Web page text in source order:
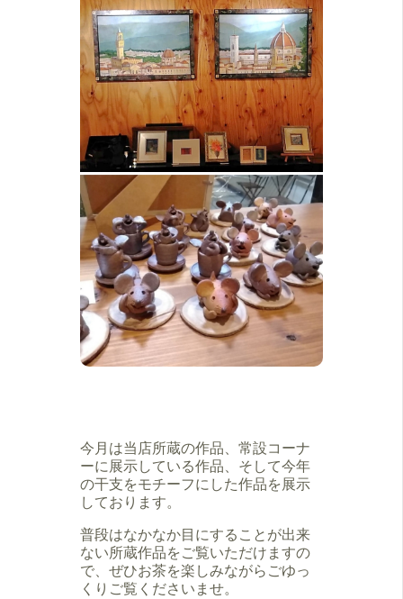
今月は当店所蔵の作品、常設コーナ
ーに展示している作品、そして今年
の干支をモチーフにした作品を展示
しております。
普段はなかなか目にすることが出来
ない所蔵作品をご覧いただけますの
で、ぜひお茶を楽しみながらごゆっ
くりご覧くださいませ。